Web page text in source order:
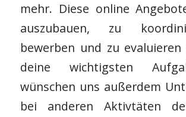
mehr. Diese online
auszubauen, zu
bewerben und zu
deine wichtigsten
wünschen uns außerdem
bei anderen Aktivtäten